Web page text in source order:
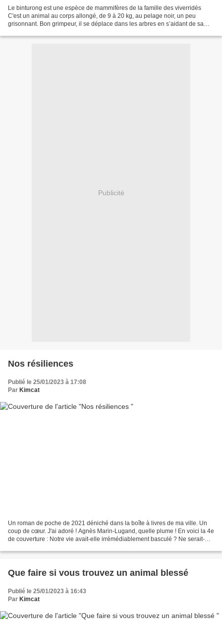
Le binturong est une espèce de mammifères de la famille des viverridés
C'est un animal au corps allongé, de 9 à 20 kg, au pelage noir, un peu
grisonnant. Bon grimpeur, il se déplace dans les arbres en s’aidant de sa
Publicité
Nos résiliences
Publié le 25/01/2023 à 17:08
Par Kimcat
Un roman de poche de 2021 déniché dans la boîte à livres de ma ville. Un
coup de cœur. J'ai adoré ! Agnès Marin-Lugand, quelle plume ! En voici la 4e
de couverture : Notre vie avait-elle irrémédiablement basculé ? Ne serait-
Que faire si vous trouvez un animal blessé
Publié le 25/01/2023 à 16:43
Par Kimcat